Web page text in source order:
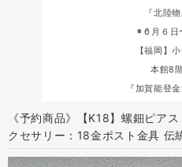
『北陸物
◉６月６日
【福岡】
本館8
『加賀能登
《予約商品》【K18】螺鈿ピア
クセサリー：18金ポスト金具 伝